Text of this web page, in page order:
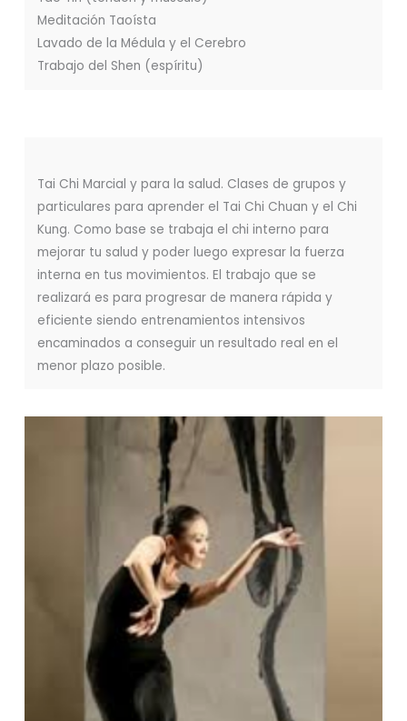
Meditación Taoísta
Lavado de la Médula y el Cerebro
Trabajo del Shen (espíritu)
Tai Chi Marcial y para la salud. Clases de grupos y
particulares para aprender el Tai Chi Chuan y el Chi
Kung. Como base se trabaja el chi interno para
mejorar tu salud y poder luego expresar la fuerza
interna en tus movimientos. El trabajo que se
realizará es para progresar de manera rápida y
eficiente siendo entrenamientos intensivos
encaminados a conseguir un resultado real en el
menor plazo posible.